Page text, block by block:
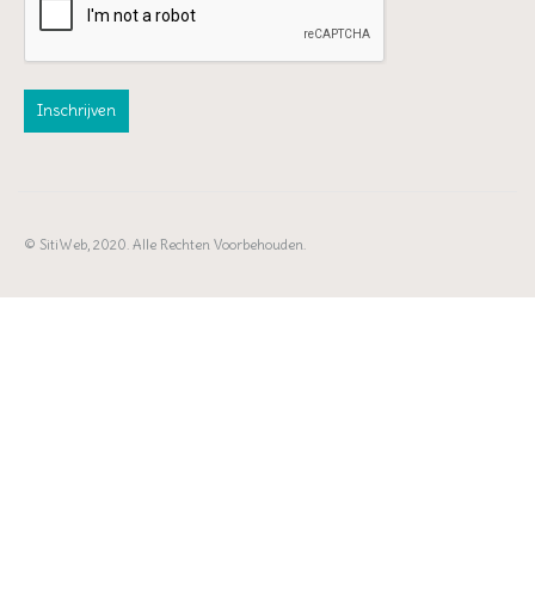
© SitiWeb, 2020. Alle Rechten Voorbehouden.